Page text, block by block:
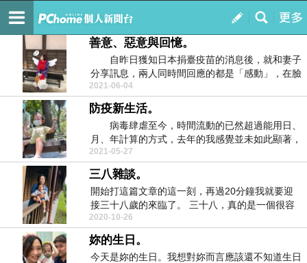
我的
訂閱
穿越時空的光譜。
善意、惡意與回憶。
自昨日獲知日本捐臺疫苗的消息後，就和妻子
分享訊息，兩人同時間回應的都是「感動」，在臉
書分享中有一...
2021-06-04
防疫新生活。
病毒肆虐至今，時間流動的已然超過能用日、
月、年計算的方式，去年的我感覺並未如此顯著，
可能病毒去年...
2021-05-27
三八雜談。
開始打這篇文章的這一刻，再過20分鐘我就要迎
接三十八歲的來臨了。 三十八，真的是一個很容
易略過的年...
2020-10-26
妳的生日。
今天是妳的生日。我想對妳而言應該還不知道生日